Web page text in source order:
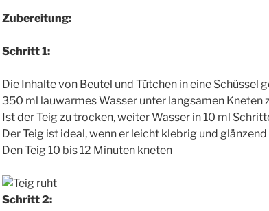
Zubereitung:
Schritt 1:
Die Inhalte von Beutel und Tütchen in eine Schüssel
350 ml lauwarmes Wasser unter langsamen Kneten
Ist der Teig zu trocken, weiter Wasser in 10 ml
Der Teig ist ideal, wenn er leicht klebrig und
Den Teig 10 bis 12 Minuten kneten
Schritt 2: